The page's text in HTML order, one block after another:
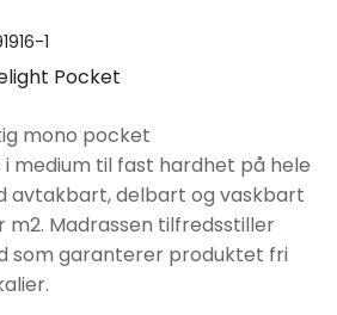
er:
kr12790.
1
Pocket
mono pocket
medium til fast hardhet på hele
avtakbart, delbart og vaskbart
Madrassen tilfredsstiller
som garanterer produktet fri